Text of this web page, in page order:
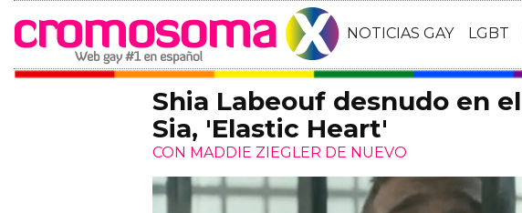
NOTICIAS GAY LGBT
Shia Labeouf desnudo en
Sia, 'Elastic Heart'
CON MADDIE ZIEGLER DE NUEVO